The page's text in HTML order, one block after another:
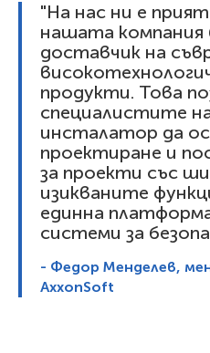
"На нас ни е
нашата компания
доставчик на
продукти. Това
специалистите
инсталатор да
проектиране и
за проекти със
изикваните
единна
системи за
- Федор Менделев,
AxxonSoft